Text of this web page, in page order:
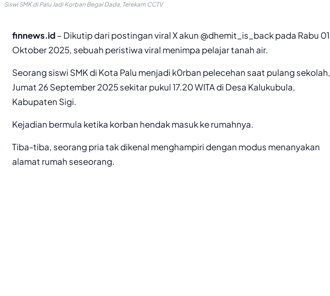
Siswi SMK di Palu Jadi Korban Begal Dada, Terekam CCTV
finnews.id– Dikutip dari postingan viral X akun @dhemit_is_back pada Rabu 01
Oktober 2025, sebuah peristiwa viral menimpa pelajar tanah air.
Seorang siswi SMK di Kota Palu menjadi k0rban pelecehan saat pulang sekolah,
Jumat 26 September 2025 sekitar pukul 17.20 WITA di Desa Kalukubula,
Kabupaten Sigi.
Kejadian bermula ketika korban hendak masuk ke rumahnya.
Tiba-tiba, seorang pria tak dikenal menghampiri dengan modus menanyakan
alamat rumah seseorang.